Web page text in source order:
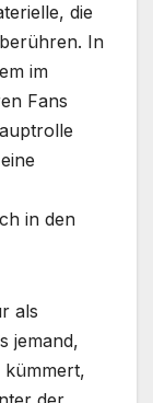
die
In
im
Fans
in den
als
jemand,
kümmert,